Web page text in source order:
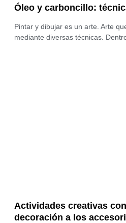
Óleo y carboncillo:
Pintar y dibujar es un arte. Arte
mediante diversas técnicas.
Actividades creativas
decoración a los